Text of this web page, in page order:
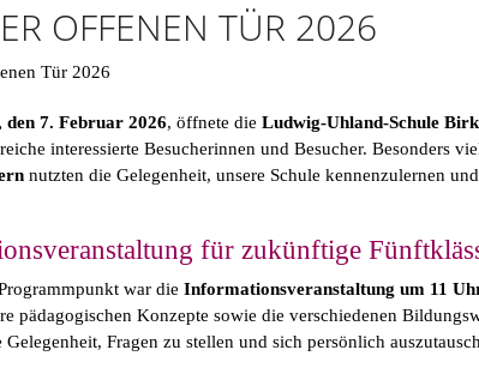
OFFENEN TÜR 2026
den 7. Februar 2026, öffnete die Ludwig-Uhland-Schule
interessierte Besucherinnen und Besucher. Besonders
nutzten die Gelegenheit, unsere Schule kennenzulernen
für zukünftige
war die Informationsveranstaltung um 11
pädagogischen Konzepte sowie die verschiedenen
Gelegenheit, Fragen zu stellen und sich persönlich